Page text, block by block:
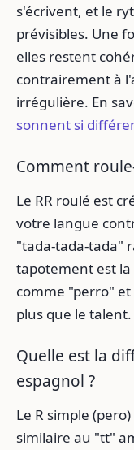
s'écrivent, et le
prévisibles. Une
elles restent
contrairement à
irrégulière. En
sonnent si
Comment
Le RR roulé est
votre langue
"tada-tada-tada"
tapotement est la
comme "perro"
plus que le talent.
Quelle est la
espagnol ?
Le R simple
similaire au "tt"